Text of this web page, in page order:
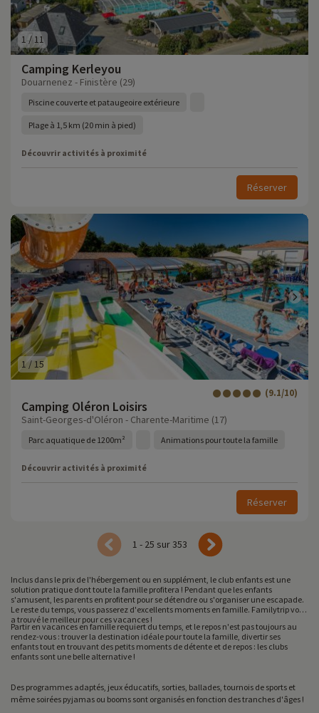
1 / 11
Camping Kerleyou
Douarnenez - Finistère (29)
Piscine couverte et pataugeoire extérieure
Plage à 1,5 km (20 min à pied)
Découvrir activités à proximité
Réserver
1/15
Camping Oléron Loisirs
(9.1/10)
Saint-Georges-d'Oléron - Charente-Maritime (17)
Parc aquatique de 1200m² Animations pour toute la famille
Découvrir activités à proximité
Réserver
1 - 25 sur 353
Inclus dans le prix de l'hébergement ou en supplément, le club enfants est une
solution pratique dont toute la famille profitera ! Pendant que les enfants
s'amusent, les parents en profitent pour se détendre ou s'organiser une escapade.
Le reste du temps, vous passerez d'excellents moments en famille. Familytrip vous
a trouvé le meilleur pour ces vacances !
Partir en vacances en famille requiert du temps, et le repos n'est pas toujours au
rendez-vous : trouver la destination idéale pour toute la famille, divertir ses
enfants tout en trouvant des petits moments de détente et de repos : les clubs
enfants sont une belle alternative !
Des programmes adaptés, jeux éducatifs, sorties, ballades, tournois de sports et
même soirées pyjamas ou booms sont organisés en fonction des tranches d'âges !